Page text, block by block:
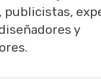
publicistas,
y